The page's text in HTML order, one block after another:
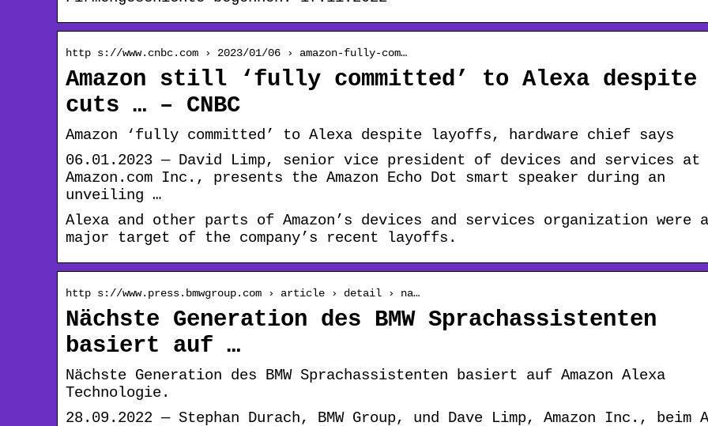
http s://www.cnbc.com › 2023/01/06 › amazon-fully-com…
Amazon still ‘fully committed’ to Alexa despite
cuts … – CNBC
Amazon ‘fully committed’ to Alexa despite layoffs, hardware chief says
06.01.2023 — David Limp, senior vice president of devices and services at
Amazon.com Inc., presents the Amazon Echo Dot smart speaker during an
unveiling …
Alexa and other parts of Amazon’s devices and services organization were a
major target of the company’s recent layoffs.
http s://www.press.bmwgroup.com › article › detail › na…
Nächste Generation des BMW Sprachassistenten
basiert auf …
Nächste Generation des BMW Sprachassistenten basiert auf Amazon Alexa
Technologie.
28.09.2022 — Stephan Durach, BMW Group, und Dave Limp, Amazon Inc., beim